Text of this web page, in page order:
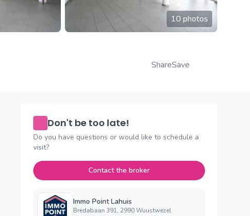
10 photos
ShareSave
Don't be too late!
Do you have questions or would like to schedule a
visit?
Contact the broker
Immo Point Lahuis
Bredabaan 391, 2990 Wuustwezel